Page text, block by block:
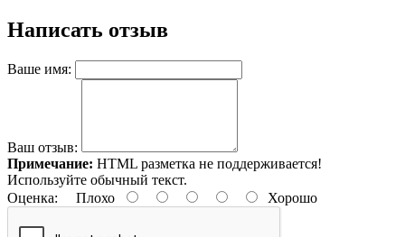
Написать отзыв
Ваше имя:
Ваш отзыв:
Примечание: HTML разметка не поддерживается!
Используйте обычный текст.
Оценка: Плохо Хорошо